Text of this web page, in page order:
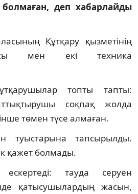
деп хабарлайды
Құтқару қызметінің
мен екі техника
топты тапты:
соқпақ жолда
төмен түсе алмаған.
туыстарына тапсырылды.
қажет болмады.
ескертеді: тауда серуен
қатысушылардың жасын,